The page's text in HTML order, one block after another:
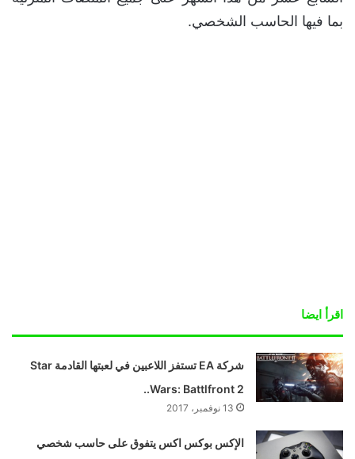
بما فيها الحاسب الشخصي.
اقرأ ايضا
شركة EA تستفز اللاعبين في لعبتها القادمة Star
Wars: Battlfront 2..
13 نوفمبر، 2017
الإكس بوكس اكس يتفوق على حاسب شخصي